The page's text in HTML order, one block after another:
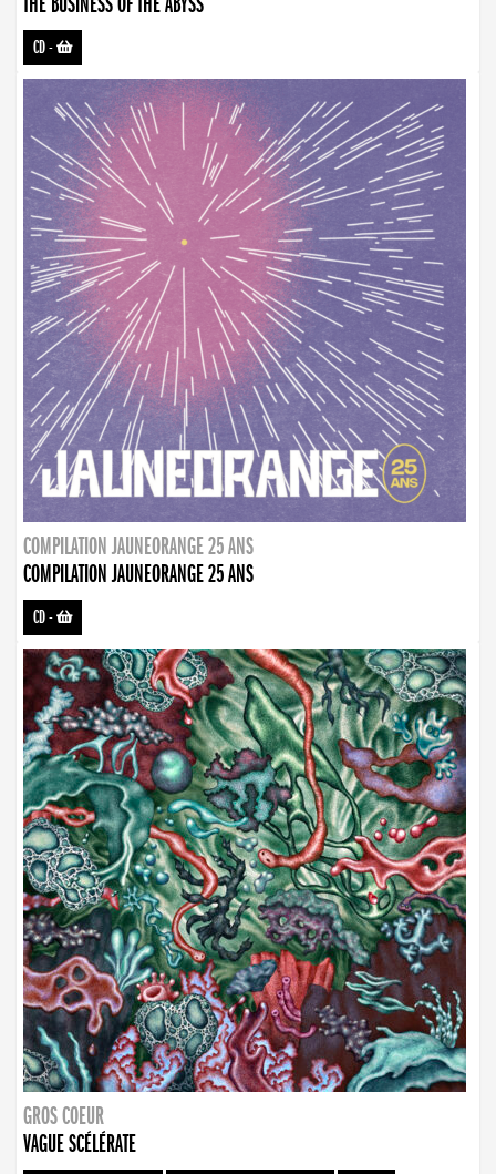
CD-
COMPILATION JAUNEORANGE 25 ANS
COMPILATION JAUNEORANGE 25 ANS
CD-
GROS COEUR
VAGUE SCÉLÉRATE